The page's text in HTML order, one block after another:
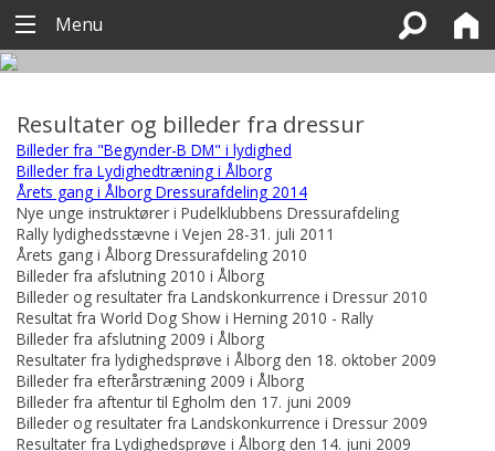
Menu
Resultater og billeder fra dressur
Billeder fra "Begynder-B DM" i lydighed
Billeder fra Lydighedtræning i Ålborg
Årets gang i Ålborg Dressurafdeling 2014
Nye unge instruktører i Pudelklubbens Dressurafdeling
Rally lydighedsstævne i Vejen 28-31. juli 2011
Årets gang i Ålborg Dressurafdeling 2010
Billeder fra afslutning 2010 i Ålborg
Billeder og resultater fra Landskonkurrence i Dressur 2010
Resultat fra World Dog Show i Herning 2010 - Rally
Billeder fra afslutning 2009 i Ålborg
Resultater fra lydighedsprøve i Ålborg den 18. oktober 2009
Billeder fra efterårstræning 2009 i Ålborg
Billeder fra aftentur til Egholm den 17. juni 2009
Billeder og resultater fra Landskonkurrence i Dressur 2009
Resultater fra Lydighedsprøve i Ålborg den 14. juni 2009